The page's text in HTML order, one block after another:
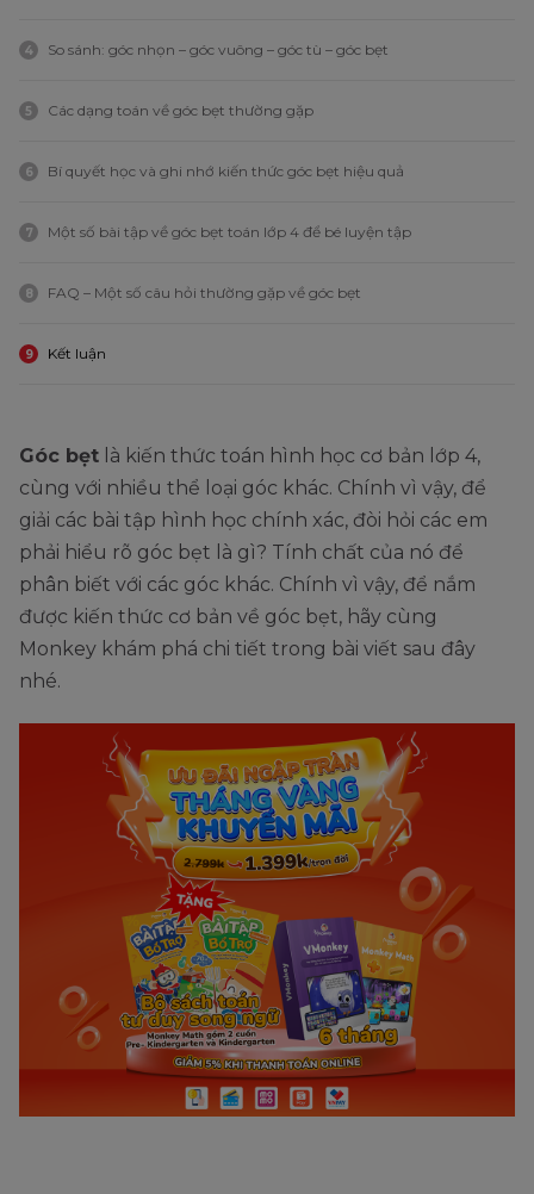
4 So sánh: góc nhọn – góc vuông – góc tù – góc bẹt
5 Các dạng toán về góc bẹt thường gặp
6 Bí quyết học và ghi nhớ kiến thức góc bẹt hiệu quả
7 Một số bài tập về góc bẹt toán lớp 4 để bé luyện tập
8 FAQ – Một số câu hỏi thường gặp về góc bẹt
9 Kết luận
Góc bẹt là kiến thức toán hình học cơ bản lớp 4,
cùng với nhiều thể loại góc khác. Chính vì vậy, để
giải các bài tập hình học chính xác, đòi hỏi các em
phải hiểu rõ góc bẹt là gì? Tính chất của nó để
phân biết với các góc khác. Chính vì vậy, để nắm
được kiến thức cơ bản về góc bẹt, hãy cùng
Monkey khám phá chi tiết trong bài viết sau đây
nhé.